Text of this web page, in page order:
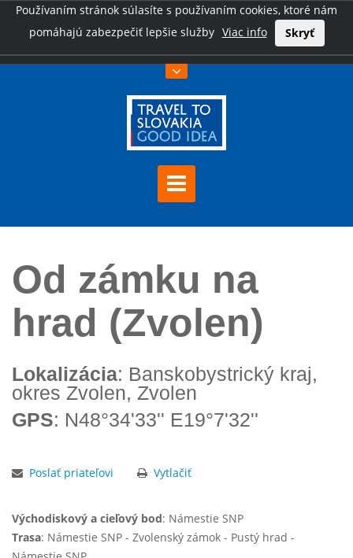
Používaním stránok súlasíte s používaním cookies, ktoré nám
pomáhajú zabezpečiť lepšie služby Viac info Skryť
Od zámku na hrad (Zvolen)
Od zámku na
hrad (Zvolen)
Lokalizácia: Banskobystrický kraj,
okres Zvolen, Zvolen
GPS: N48°34'33'' E19°7'32''
Poslať priateľovi Vytlačiť
Východiskový a cieľový bod: Námestie SNP
Trasa: Námestie SNP - Zvolenský zámok - Pustý hrad -